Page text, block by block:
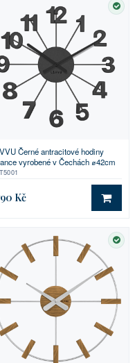
Černé antracitové hodiny
vyrobené v Čechách ⌀42cm
Kč DO